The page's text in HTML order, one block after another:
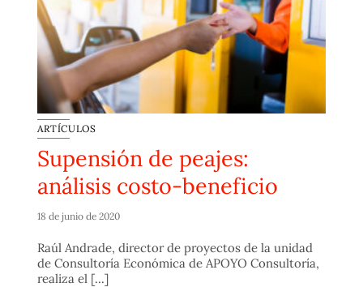
ARTÍCULOS
Supensión de peajes:
análisis costo-beneficio
18 de junio de 2020
Raúl Andrade, director de proyectos de la unidad
de Consultoría Económica de APOYO Consultoría,
realiza el [...]